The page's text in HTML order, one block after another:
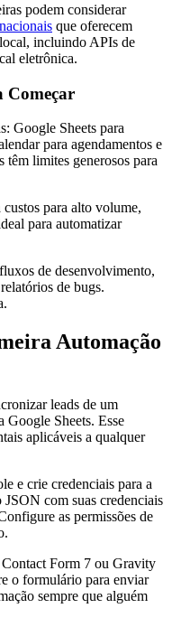
podem considerar
que oferecem
incluindo APIs de
eletrônica.
Começar
Google Sheets para
para agendamentos e
limites generosos para
para alto volume,
para automatizar
de desenvolvimento,
de bugs.
Automação
leads de um
Sheets. Esse
aplicáveis a qualquer
e crie credenciais para a
com suas credenciais
as permissões de
Form 7 ou Gravity
o formulário para enviar
sempre que alguém